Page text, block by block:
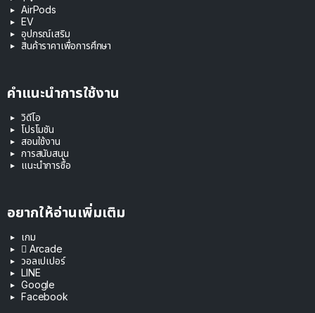
AirPods
EV
อุปกรณ์เสริม
สินค้าราคาเพื่อการศึกษา
คำแนะนำการใช้งาน
วิดีโอ
โปรโมชัน
สอนใช้งาน
การสนับสนุน
แนะนำการซื้อ
อยากให้อ่านเพิ่มเติม
เกม
 Arcade
วอลเปเปอร์
LINE
Google
Facebook